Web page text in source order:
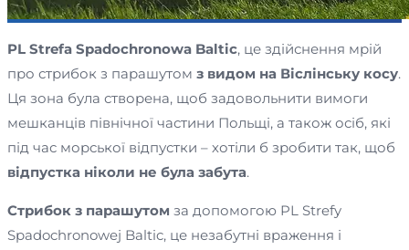
PL Strefa Spadochronowa Baltic, це здійснення мрій
про стрибок з парашутом з видом на Віслінську косу.
Ця зона була створена, щоб задовольнити вимоги
мешканців північної частини Польщі, а також осіб, які
під час морської відпустки – хотіли б зробити так, щоб
відпустка ніколи не була забута.
Стрибок з парашутом за допомогою PL Strefy
Spadochronowej Baltic, це незабутні враження і